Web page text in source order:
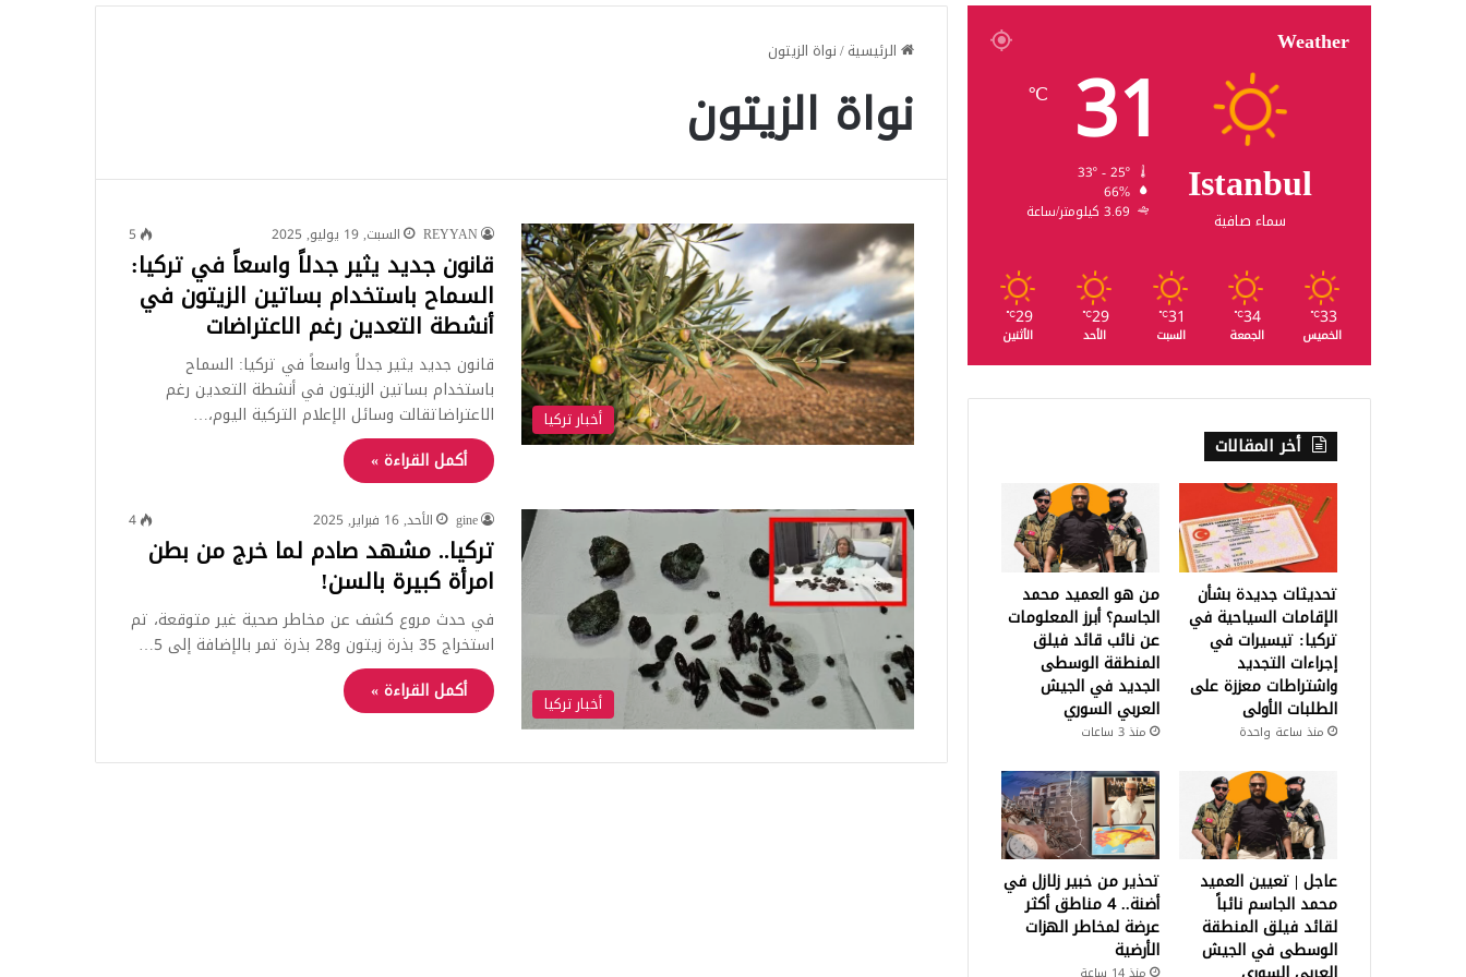
الرئيسية/نواة الزيتون
نواة الزيتون
أخبار تركيا
REYYAN السبت, 19 يوليو, 2025 5
قانون جديد يثير جدلاً واسعاً في تركيا:
السماح باستخدام بساتين الزيتون في
أنشطة التعدين رغم الاعتراضات
قانون جديد يثير جدلاً واسعاً في تركيا: السماح
باستخدام بساتين الزيتون في أنشطة التعدين رغم
الاعتراضاتقالت وسائل الإعلام التركية اليوم،…
أكمل القراءة »
أخبار تركيا
gine الأحد, 16 فبراير, 2025 4
تركيا.. مشهد صادم لما خرج من بطن
امرأة كبيرة بالسن!
في حدث مروع كشف عن مخاطر صحية غير متوقعة، تم
استخراج 35 بذرة زيتون و28 بذرة تمر بالإضافة إلى 5…
أكمل القراءة »
Weather
Istanbul
سماء صافية
31
℃
66%
3.69 كيلومتر/ساعة
33
℃
الخميس
34
℃
الجمعة
31
℃
السبت
29
℃
الأحد
29
℃
الأثنين
أخر المقالات
تحديثات جديدة بشأن
الإقامات السياحية في
تركيا: تيسيرات في
إجراءات التجديد
واشتراطات معززة على
الطلبات الأولى
منذ ساعة واحدة
من هو العميد محمد
الجاسم؟ أبرز المعلومات
عن نائب قائد فيلق
المنطقة الوسطى
الجديد في الجيش
العربي السوري
منذ 3 ساعات
عاجل | تعيين العميد
محمد الجاسم نائباً
لقائد فيلق المنطقة
الوسطى في الجيش
تحذير من خبير زلازل في
أضنة.. 4 مناطق أكثر
عرضة لمخاطر الهزات
الأرضية